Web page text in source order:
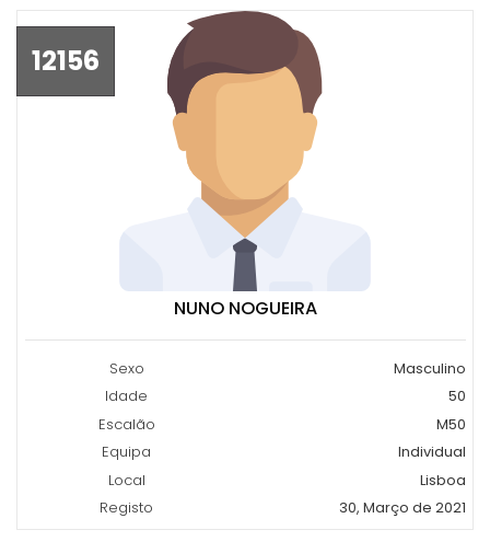
12156
NUNO NOGUEIRA
Sexo
Masculino
Idade
50
Escalão
M50
Equipa
Individual
Local
Lisboa
Registo
30, Março de 2021